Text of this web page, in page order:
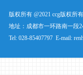
版权所有 @2021 ccg版权所
地址：成都市一环路南一段
Tel: 028-85407797 E-mail: